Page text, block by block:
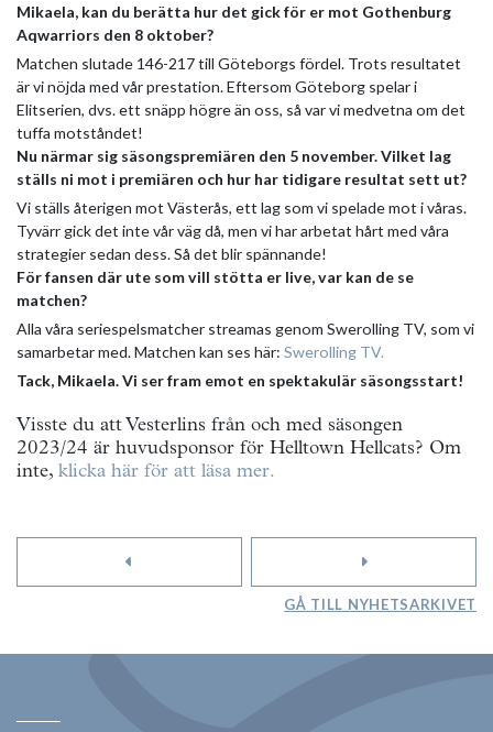
Mikaela, kan du berätta hur det gick för er mot Gothenburg
Aqwarriors den 8 oktober?
Matchen slutade 146-217 till Göteborgs fördel. Trots resultatet
är vi nöjda med vår prestation. Eftersom Göteborg spelar i
Elitserien, dvs. ett snäpp högre än oss, så var vi medvetna om det
tuffa motståndet!
Nu närmar sig säsongspremiären den 5 november. Vilket lag
ställs ni mot i premiären och hur har tidigare resultat sett ut?
Vi ställs återigen mot Västerås, ett lag som vi spelade mot i våras.
Tyvärr gick det inte vår väg då, men vi har arbetat hårt med våra
strategier sedan dess. Så det blir spännande!
För fansen där ute som vill stötta er live, var kan de se
matchen?
Alla våra seriespelsmatcher streamas genom Swerolling TV, som vi
samarbetar med. Matchen kan ses här: Swerolling TV.
Tack, Mikaela. Vi ser fram emot en spektakulär säsongsstart!
Visste du att Vesterlins från och med säsongen
2023/24 är huvudsponsor för Helltown Hellcats? Om
inte, klicka här för att läsa mer.
GÅ TILL NYHETSARKIVET